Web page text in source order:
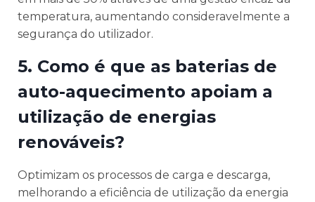
temperatura, aumentando consideravelmente a
segurança do utilizador.
5. Como é que as baterias de
auto-aquecimento apoiam a
utilização de energias
renováveis?
Optimizam os processos de carga e descarga,
melhorando a eficiência de utilização da energia